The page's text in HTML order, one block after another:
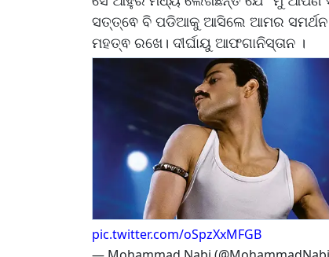
ସତ୍ତ୍ଵେ ବି ପଡିଆକୁ ଆସିଲେ ଆମର
ମହତ୍ଵ ରଖେ। ଦୀର୍ଘାୟୁ ଆଫଗାନିସ୍ତାନ ।
pic.twitter.com/oSpzXxMFGB